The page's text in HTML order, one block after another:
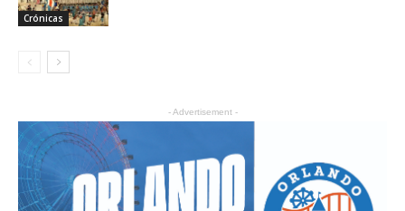
Crónicas
- Advertisement -